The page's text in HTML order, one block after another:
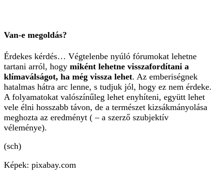
Van-e megoldás?
Érdekes kérdés… Végtelenbe nyúló fórumokat lehetne
tartani arról, hogy miként lehetne visszafordítani a
klímaválságot, ha még vissza lehet. Az emberiségnek
hatalmas hátra arc lenne, s tudjuk jól, hogy ez nem érdeke.
A folyamatokat valószínűleg lehet enyhíteni, együtt lehet
vele élni hosszabb távon, de a természet kizsákmányolása
meghozta az eredményt ( – a szerző szubjektív
véleménye).
(sch)
Képek: pixabay.com